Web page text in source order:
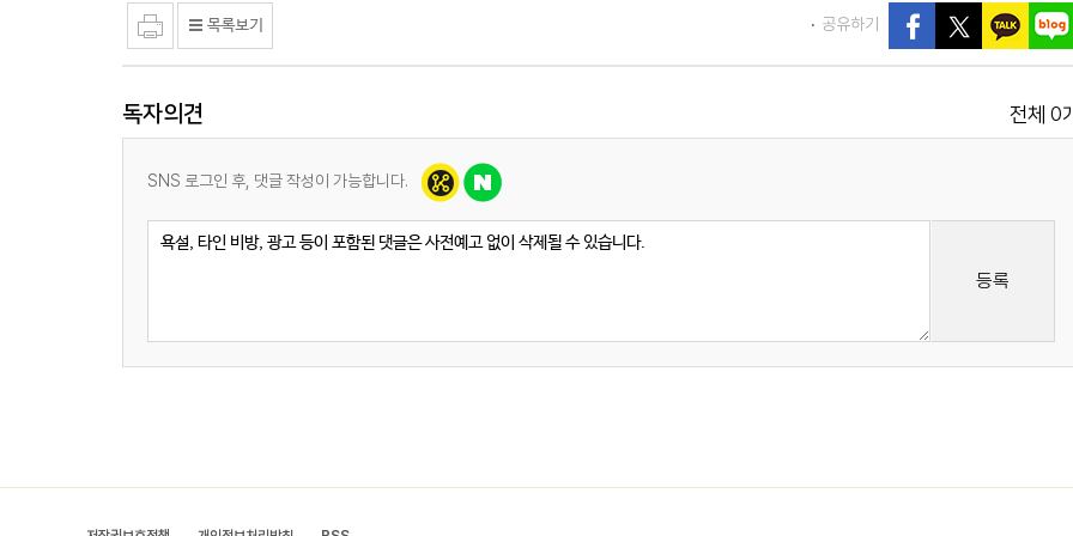
공유하기
독자의견 전체 0
SNS 로그인 후, 댓글 작성이 가능합니다.
등록